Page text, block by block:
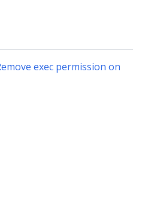
exec permission on